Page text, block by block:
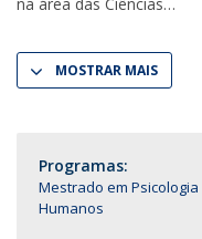
MOSTRAR MAIS
Programas:
Mestrado em
Humanos